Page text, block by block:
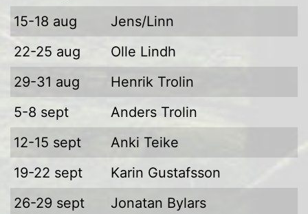
15-18 aug
Jens/Linn
22-25 aug
Olle Lindh
29-31 aug
Henrik Trolin
5-8 sept
Anders Trolin
12-15 sept
Anki Teike
19-22 sept
Karin Gustafsson
26-29 sept
Jonatan Bylars